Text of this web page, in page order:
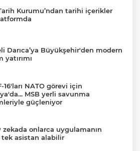
Kurumu’ndan tarihi içerikler
Darıca’ya Büyükşehir'den modern
yatırımı
16'ları NATO görevi için
MSB yerli savunma
güçleniyor
zekada onlarca uygulamanın
asistan alabilir